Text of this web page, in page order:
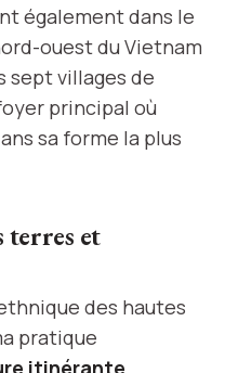
également dans le
ouest du Vietnam
sept villages de
principal où
sa forme la plus
terres et
des hautes
pratique
itinérante